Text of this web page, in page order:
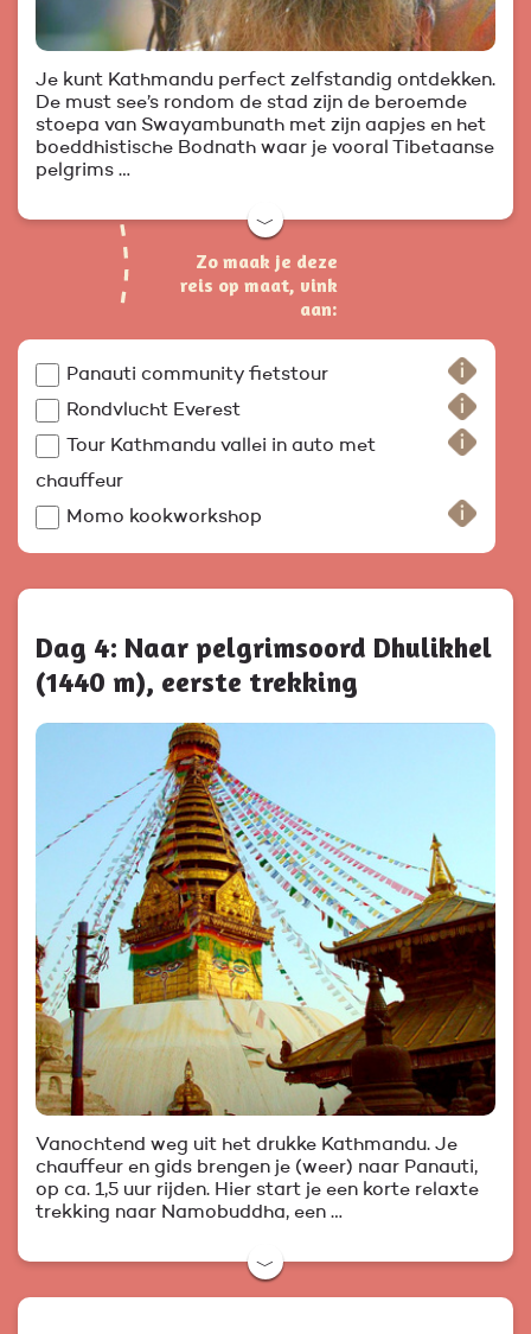
Je kunt Kathmandu perfect zelfstandig ontdekken.
De must see’s rondom de stad zijn de beroemde
stoepa van Swayambunath met zijn aapjes en het
boeddhistische Bodnath waar je vooral Tibetaanse
pelgrims …
﹀
Zo maak je deze
reis op maat, vink
aan:
Panauti community fietstour
Rondvlucht Everest
Tour Kathmandu vallei in auto met
chauffeur
Momo kookworkshop
Dag 4: Naar pelgrimsoord Dhulikhel
(1440 m), eerste trekking
Vanochtend weg uit het drukke Kathmandu. Je
chauffeur en gids brengen je (weer) naar Panauti,
op ca. 1,5 uur rijden. Hier start je een korte relaxte
trekking naar Namobuddha, een …
﹀